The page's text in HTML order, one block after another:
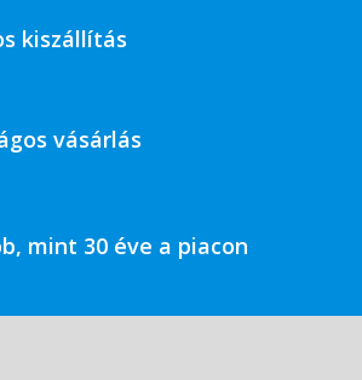
kiszállítás
vásárlás
mint 30 éve a piacon